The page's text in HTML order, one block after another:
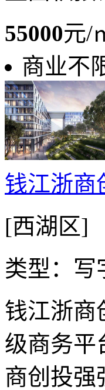
55000元/
商业不
钱江浙商
[西湖区]
类型：写
钱江浙商
级商务平
商创投强